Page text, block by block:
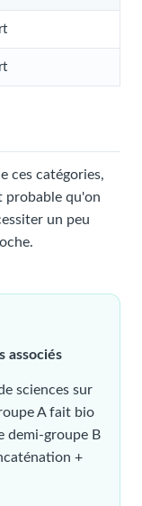
ces catégories,
probable qu'on
un peu
associés
sciences sur
A fait bio
demi-groupe B
+